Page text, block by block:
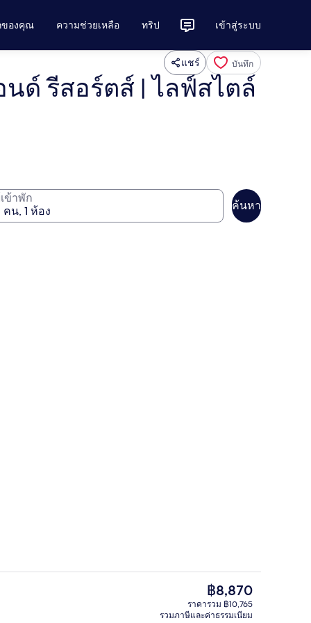
ของคุณ ความช่วยเหลือ ทริป เข้าสู่ระบบ
แชร์ บันทึก
ด์ รีสอร์ตส์ | ไลฟ์สไตล์
ข้าพัก
ค้นหา
ราคา
ปัจจุบัน
฿8,870
฿8,870
ราคารวม ฿10,765
รวมภาษีและค่าธรรมเนียม